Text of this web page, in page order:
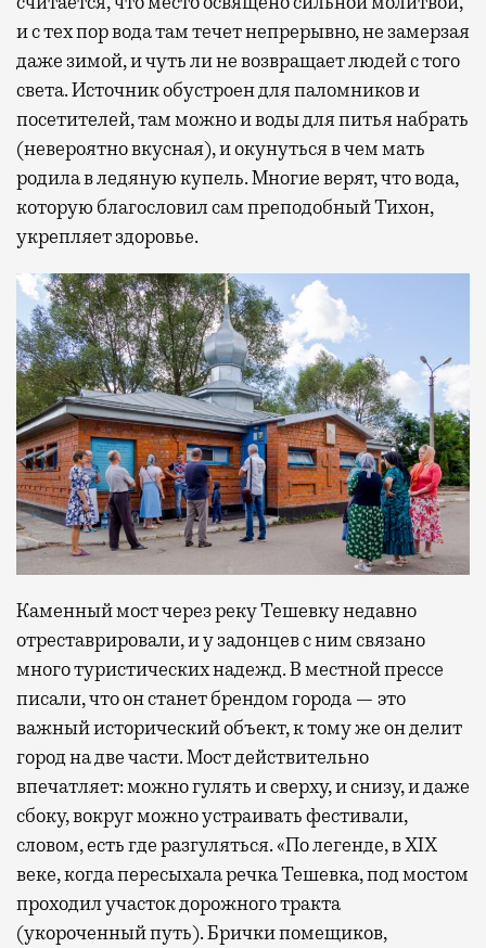
и с тех пор вода там течет непрерывно, не замерзая
даже зимой, и чуть ли не возвращает людей с того
света. Источник обустроен для паломников и
посетителей, там можно и воды для питья набрать
(невероятно вкусная), и окунуться в чем мать
родила в ледяную купель. Многие верят, что вода,
которую благословил сам преподобный Тихон,
укрепляет здоровье.
Каменный мост через реку Тешевку недавно
отреставрировали, и у задонцев с ним связано
много туристических надежд. В местной прессе
писали, что он станет брендом города — это
важный исторический объект, к тому же он делит
город на две части. Мост действительно
впечатляет: можно гулять и сверху, и снизу, и даже
сбоку, вокруг можно устраивать фестивали,
словом, есть где разгуляться. «По легенде, в XIX
веке, когда пересыхала речка Тешевка, под мостом
проходил участок дорожного тракта
(укороченный путь). Брички помещиков,